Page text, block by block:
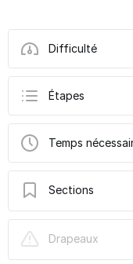
Difficulté
Étapes
Temps
Sections
sur Renault Clio 4
Drapeaux